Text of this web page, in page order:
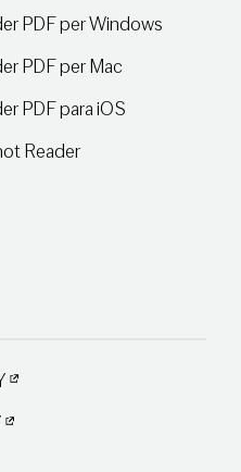
PDF per Windows
PDF per Mac
PDF para iOS
Reader